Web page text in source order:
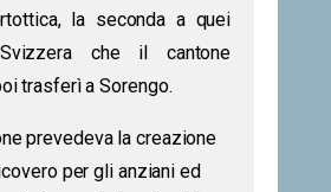
la seconda a quei
che il cantone
trasferì a Sorengo.
prevedeva la creazione
per gli anziani ed